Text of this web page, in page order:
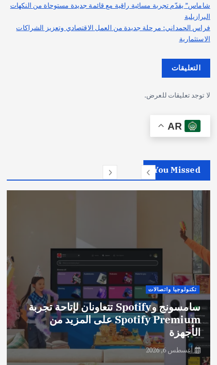
شاماس” يقدّم تجربة مسائية راقية مع قائمة جديدة مستوحاة من النكهات
البرازيلية
فراس الحمداني: مرحلة جديدة من العمل الاقتصادي وتعزيز الشراكات
الاستثمارية
التعليقات
لا توجد تعليقات للعرض.
AR
You Missed
تكنولوجيا واتصالات
سامسونج وSpotify تتعاونان لإتاحة تجربة
Spotify Premium على المزيد من
الأجهزة
أغسطس 6, 2026